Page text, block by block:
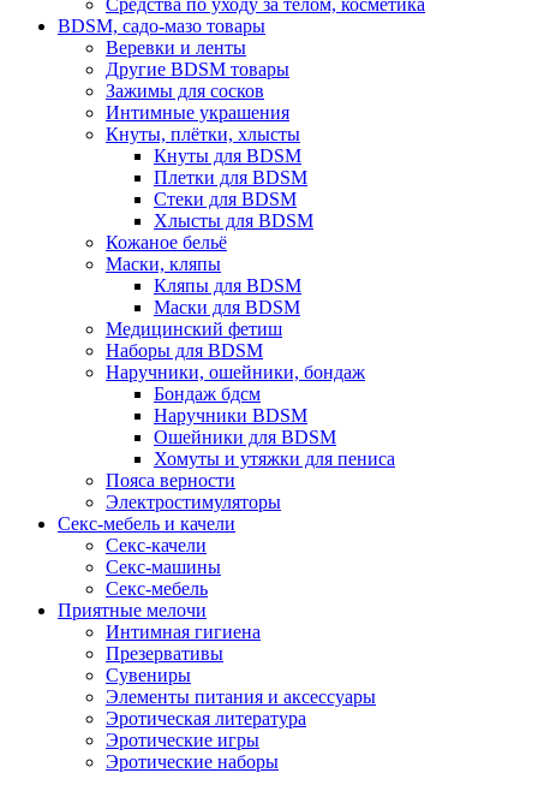
Средства по уходу за телом, косметика
BDSM, садо-мазо товары
Веревки и ленты
Другие BDSM товары
Зажимы для сосков
Интимные украшения
Кнуты, плётки, хлысты
Кнуты для BDSM
Плетки для BDSM
Стеки для BDSM
Хлысты для BDSM
Кожаное бельё
Маски, кляпы
Кляпы для BDSM
Маски для BDSM
Медицинский фетиш
Наборы для BDSM
Наручники, ошейники, бондаж
Бондаж бдсм
Наручники BDSM
Ошейники для BDSM
Хомуты и утяжки для пениса
Пояса верности
Электростимуляторы
Секс-мебель и качели
Секс-качели
Секс-машины
Секс-мебель
Приятные мелочи
Интимная гигиена
Презервативы
Сувениры
Элементы питания и аксессуары
Эротическая литература
Эротические игры
Эротические наборы